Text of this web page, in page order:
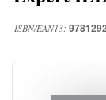
ISBN/EAN13: